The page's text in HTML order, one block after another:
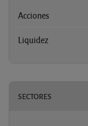
Acciones
Liquidez
SECTORES